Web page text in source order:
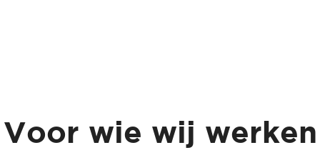
Voor wie wij werken